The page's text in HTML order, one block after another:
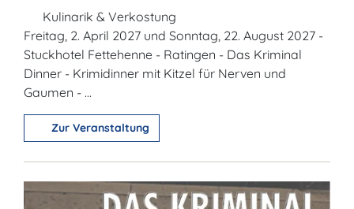
Kulinarik & Verkostung
Freitag, 2. April 2027 und Sonntag, 22. August 2027 -
Stuckhotel Fettehenne - Ratingen - Das Kriminal
Dinner - Krimidinner mit Kitzel für Nerven und
Gaumen - ...
Zur Veranstaltung